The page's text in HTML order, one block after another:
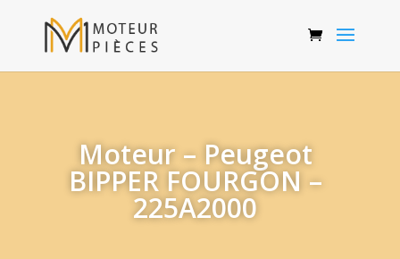
Moteur – Peugeot
BIPPER FOURGON –
225A2000